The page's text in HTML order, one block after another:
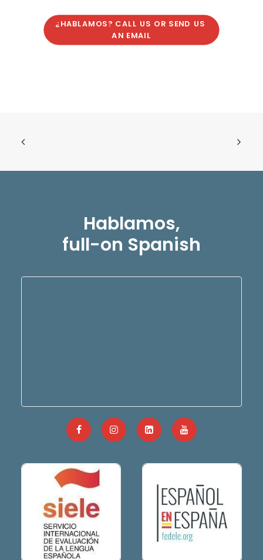
¿HABLAMOS? CALL US OR SEND US
AN EMAIL
Hablamos,
full-on Spanish